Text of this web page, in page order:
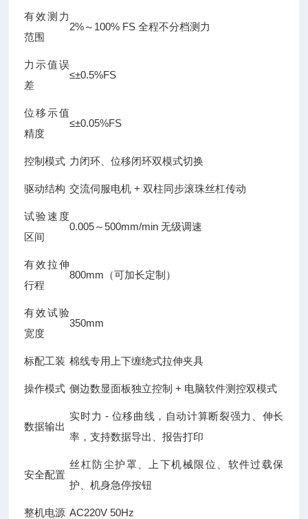
有效测力
范围
2%～100% FS 全程不分档测力
力示值误
差
≤±0.5%FS
位移示值
精度
≤±0.05%FS
控制模式 力闭环、位移闭环双模式切换
驱动结构 交流伺服电机 + 双柱同步滚珠丝杠传动
试验速度
区间
0.005～500mm/min 无级调速
有效拉伸
行程
800mm（可加长定制）
有效试验
宽度
350mm
标配工装 棉线专用上下缠绕式拉伸夹具
操作模式 侧边数显面板独立控制 + 电脑软件测控双模式
数据输出
实时力 - 位移曲线，自动计算断裂强力、伸长
率，支持数据导出、报告打印
安全配置
丝杠防尘护罩、上下机械限位、软件过载保
护、机身急停按钮
整机电源 AC220V 50Hz